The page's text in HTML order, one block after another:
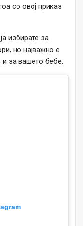
со овој приказ
избирате за
но најважно е
и за вашето бебе.